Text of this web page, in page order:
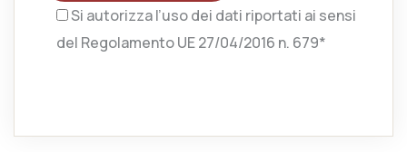
Si autorizza l’uso dei dati riportati ai sensi
del Regolamento UE 27/04/2016 n. 679*